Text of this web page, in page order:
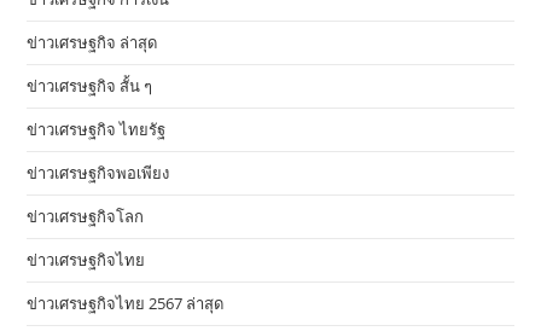
ข่าวเศรษฐกิจ ล่าสุด
ข่าวเศรษฐกิจ สั้น ๆ
ข่าวเศรษฐกิจ ไทยรัฐ
ข่าวเศรษฐกิจพอเพียง
ข่าวเศรษฐกิจโลก
ข่าวเศรษฐกิจไทย
ข่าวเศรษฐกิจไทย 2567 ล่าสุด